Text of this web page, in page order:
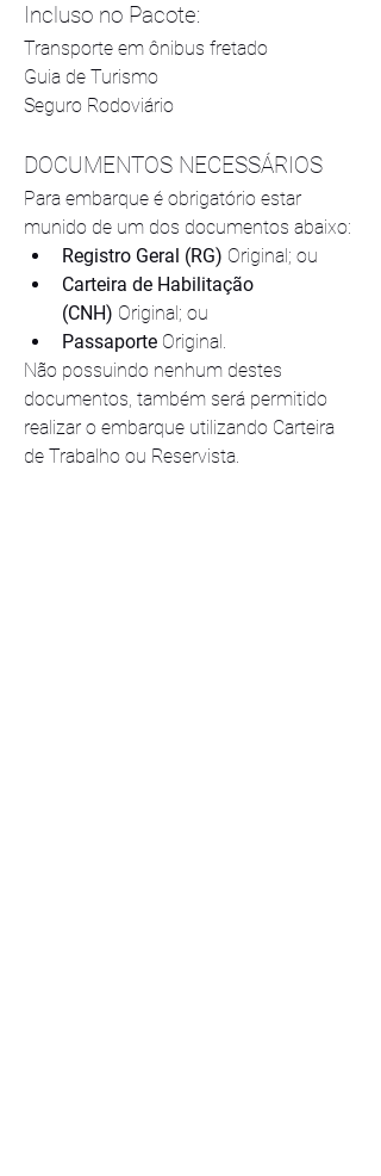
Incluso no Pacote:
Transporte em ônibus fretado
Guia de Turismo
Seguro Rodoviário
DOCUMENTOS NECESSÁRIOS
Para embarque é obrigatório estar
munido de um dos documentos abaixo:
Registro Geral (RG) Original; ou
Carteira de Habilitação
(CNH) Original; ou
Passaporte Original.
Não possuindo nenhum destes
documentos, também será permitido
realizar o embarque utilizando Carteira
de Trabalho ou Reservista.